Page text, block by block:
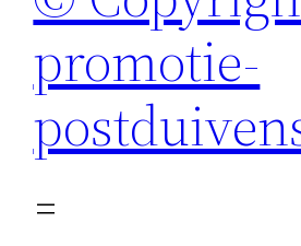
promotie-